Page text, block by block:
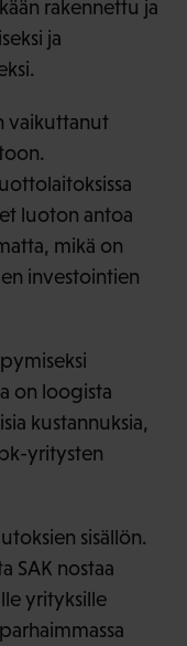
rakennettu ja
ja
vaikuttanut
luoton antoa
mikä on
investointien
on loogista
kustannuksia,
yritysten
sisällön.
SAK nostaa
yrityksille